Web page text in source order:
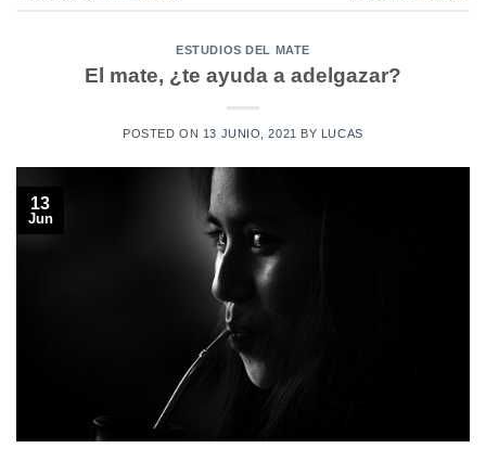
ESTUDIOS DEL MATE
El mate, ¿te ayuda a adelgazar?
POSTED ON 13 JUNIO, 2021 BY LUCAS
13
Jun